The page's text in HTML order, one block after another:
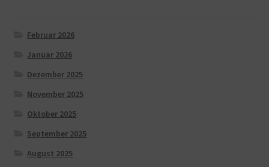
Februar 2026
Januar 2026
Dezember 2025
November 2025
Oktober 2025
September 2025
August 2025